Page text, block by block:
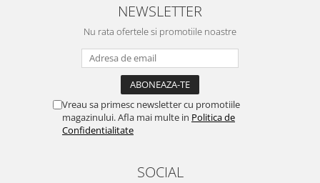
NEWSLETTER
Nu rata ofertele si promotiile noastre
Vreau sa primesc newsletter cu promotiile
magazinului. Afla mai multe in Politica de
Confidentialitate
SOCIAL